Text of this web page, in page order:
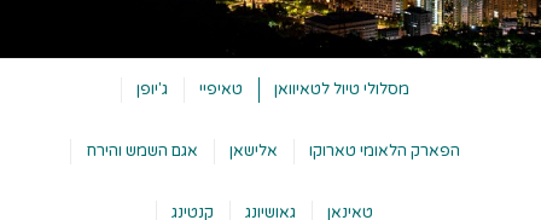
מסלולי טיול לטאיוואן טאיפיי ג'יופן
הפארק הלאומי טארוקו אלישאן אגם השמש והירח
טאינאן גאושיונג קנטינג